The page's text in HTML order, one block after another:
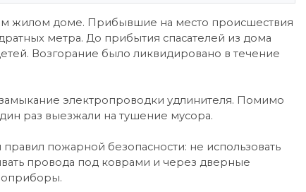
жилом доме. Прибывшие на место происшествия
метра. До прибытия спасателей из дома
Возгорание было ликвидировано в течение
электропроводки удлинителя. Помимо
раз выезжали на тушение мусора.
пожарной безопасности: не использовать
провода под коврами и через дверные